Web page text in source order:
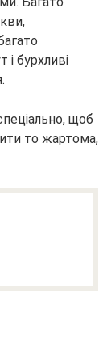
і бурхливі
щоб
то жартома,